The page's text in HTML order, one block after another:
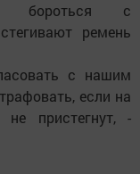
бороться с
ремень
с нашим
если на
пристегнут, -